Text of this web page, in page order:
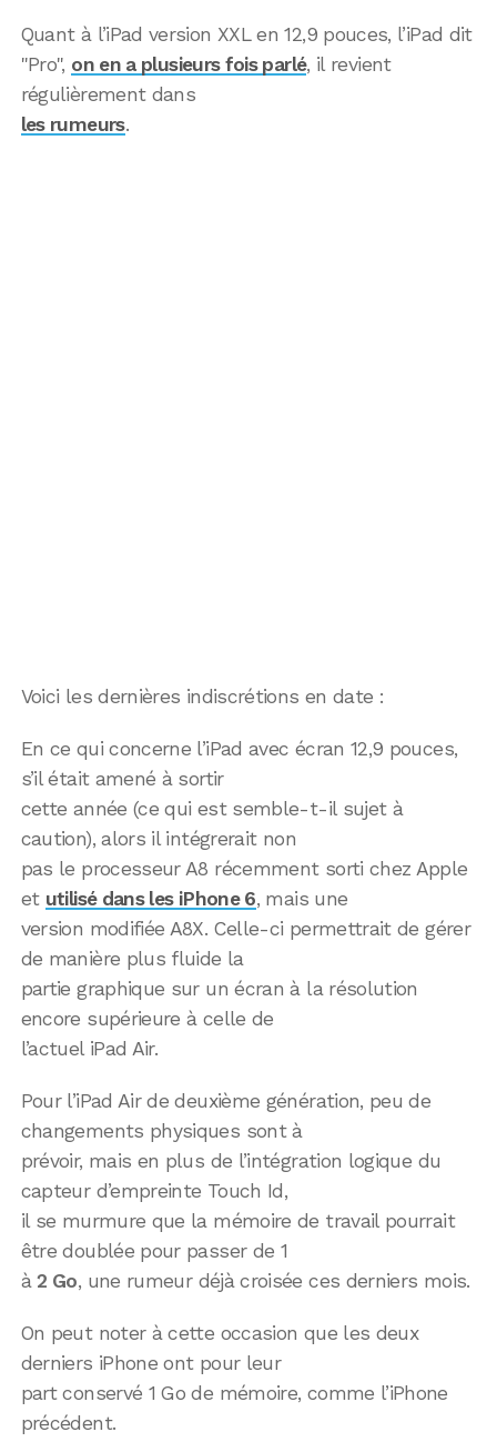
Quant à l’iPad version XXL en 12,9 pouces, l’iPad dit
"Pro", on en a plusieurs fois parlé, il revient
régulièrement dans
les rumeurs.
Voici les dernières indiscrétions en date :
En ce qui concerne l’iPad avec écran 12,9 pouces,
s’il était amené à sortir
cette année (ce qui est semble-t-il sujet à
caution), alors il intégrerait non
pas le processeur A8 récemment sorti chez Apple
et utilisé dans les iPhone 6, mais une
version modifiée A8X. Celle-ci permettrait de gérer
de manière plus fluide la
partie graphique sur un écran à la résolution
encore supérieure à celle de
l’actuel iPad Air.
Pour l’iPad Air de deuxième génération, peu de
changements physiques sont à
prévoir, mais en plus de l’intégration logique du
capteur d’empreinte Touch Id,
il se murmure que la mémoire de travail pourrait
être doublée pour passer de 1
à2 Go, une rumeur déjà croisée ces derniers mois.
On peut noter à cette occasion que les deux
derniers iPhone ont pour leur
part conservé 1 Go de mémoire, comme l’iPhone
précédent.